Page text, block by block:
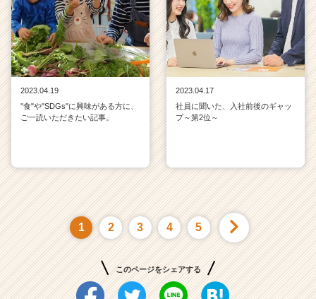
2023.04.19
"食"や"SDGs"に興味がある方に、
ご一読いただきたい記事。
2023.04.17
社員に聞いた、入社前後のギャッ
プ～第2位～
1 2 3 4 5
このページをシェアする